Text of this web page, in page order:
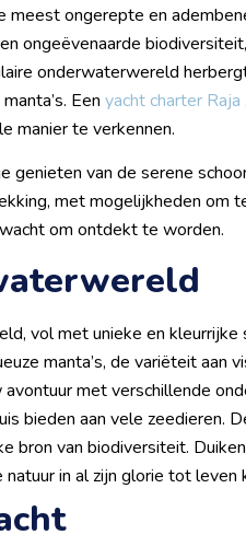
meest ongerepte en
ongeëvenaarde
onderwaterwereld
Een yacht charter
manier te verkennen.
van de serene
met mogelijkheden om
om ontdekt te worden.
vol met unieke en kleurrijke
manta’s, de variëteit aan
met verschillende
bieden aan vele zeedieren.
bron van biodiversiteit.
in al zijn glorie tot leven